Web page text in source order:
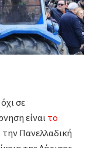
σε
είναι το
Πανελλαδική